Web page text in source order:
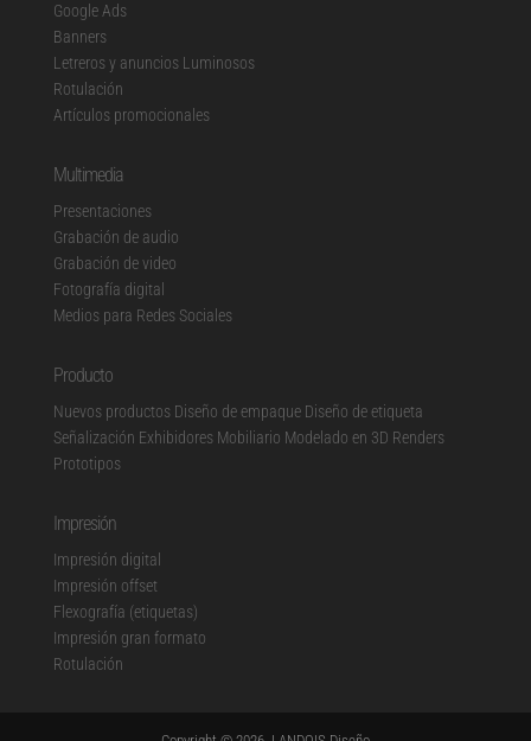
Google Ads
Banners
Letreros y anuncios Luminosos
Rotulación
Artículos promocionales
Multimedia
Presentaciones
Grabación de audio
Grabación de video
Fotografía digital
Medios para Redes Sociales
Producto
Nuevos productos Diseño de empaque Diseño de etiqueta
Señalización ExhibidoresMobiliario Modelado en 3D Renders
Prototipos
Impresión
Impresión digital
Impresión offset
Flexografía (etiquetas)
Impresión gran formato
Rotulación